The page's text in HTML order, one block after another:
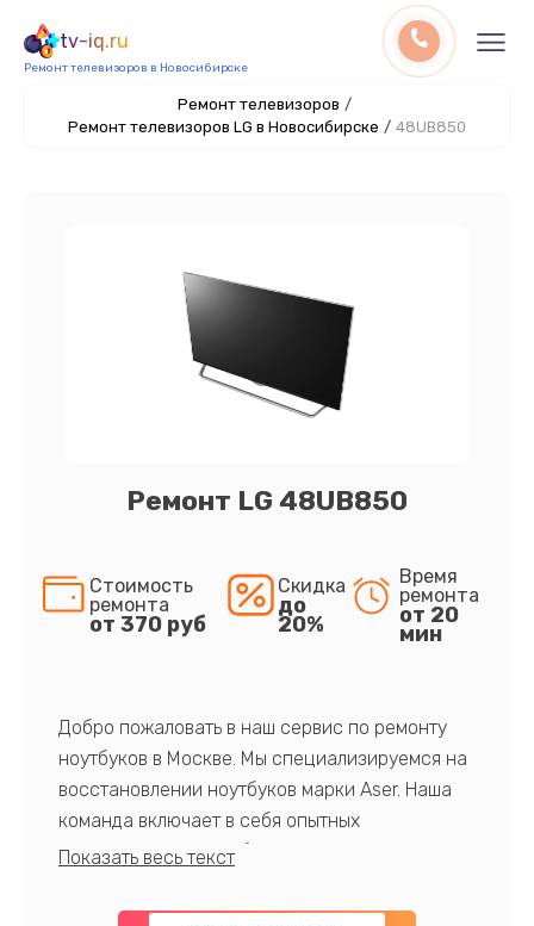
tv-iq.ru
Ремонт телевизоров в Новосибирске
Ремонт телевизоров /
Ремонт телевизоров LG в Новосибирске / 48UB850
Ремонт LG 48UB850
Стоимость
ремонта
от 370 руб
Скидка
до
20%
Время
ремонта
от 20
мин
Добро пожаловать в наш сервис по ремонту
ноутбуков в Москве. Мы специализируемся на
восстановлении ноутбуков марки Aser. Наша
команда включает в себя опытных
профессионалов с обширными знаниями и
предлагаем быстрый и качественный ремонт с